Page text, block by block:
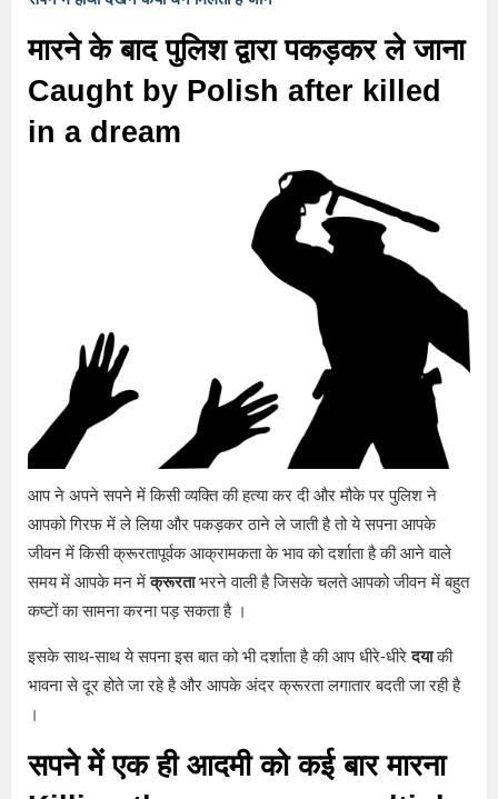
मारने के बाद पुलिश द्वारा पकड़कर ले जाना
Caught by Polish after killed
in a dream
आप ने अपने सपने में किसी व्यक्ति की हत्या कर दी और मौके पर पुलिश ने
आपको गिरफ में ले लिया और पकड़कर ठाने ले जाती है तो ये सपना आपके
जीवन में किसी क्रूरतापूर्वक आक्रामकता के भाव को दर्शाता है की आने वाले
समय में आपके मन मेंक्रूरताभरने वाली है जिसके चलते आपको जीवन में बहुत
कष्टों का सामना करना पड़ सकता है ।
इसके साथ-साथ ये सपना इस बात को भी दर्शाता है की आप धीरे-धीरेदयाकी
भावना से दूर होते जा रहे है और आपके अंदर क्रूरता लगातार बदती जा रही है
।
सपने में एक ही आदमी को कई बार मारना